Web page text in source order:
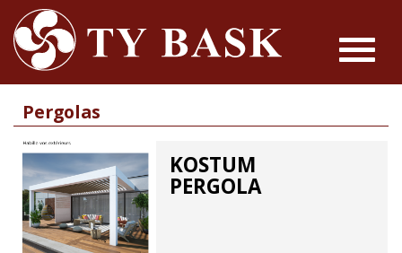
Toggle
Pergolas
KOSTUM
PERGOLA